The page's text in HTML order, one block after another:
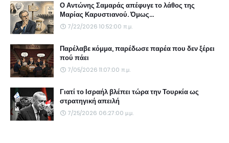
Ο Αντώνης Σαμαράς απέφυγε το λάθος της
Μαρίας Καρυστιανού. Όμως...
7/22/2026 10:52:00 π.μ.
Παρέλαβε κόμμα, παρέδωσε παρέα που δεν ξέρει
πού πάει
7/05/2026 11:07:00 π.μ.
Γιατί το Ισραήλ βλέπει τώρα την Τουρκία ως
στρατηγική απειλή
7/25/2026 06:27:00 μ.μ.